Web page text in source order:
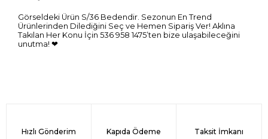
Görseldeki Ürün S/36 Bedendir. Sezonun En Trend
Ürünlerinden Dilediğini Seç ve Hemen Sipariş Ver! Aklına
Takılan Her Konu İçin 536 958 1475’ten bize ulaşabileceğini
unutma! ❤
Hızlı Gönderim Kapıda Ödeme Taksit İmkanı